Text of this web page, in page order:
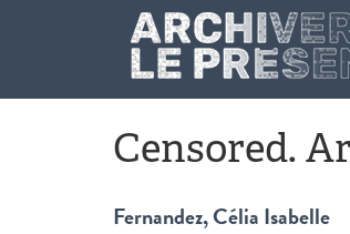
Aller au contenu principal
Censored.
Fernandez, Célia Isabelle